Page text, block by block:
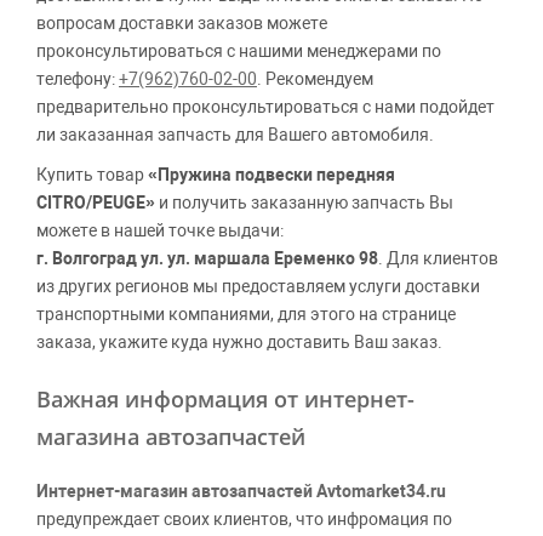
вопросам доставки заказов можете
проконсультироваться с нашими менеджерами по
телефону:+7(962)760-02-00 . Рекомендуем
предварительно проконсультироваться с нами подойдет
ли заказанная запчасть для Вашего автомобиля.
Купить товар«Пружина подвески передняя
CITRO/PEUGE» и получить заказанную запчасть Вы
можете в нашей точке выдачи:
г. Волгоград ул. ул. маршала Еременко 98 . Для клиентов
из других регионов мы предоставляем услуги доставки
транспортными компаниями, для этого на странице
заказа, укажите куда нужно доставить Ваш заказ.
Важная информация от интернет-
магазина автозапчастей
Интернет-магазин автозапчастей Avtomarket34.ru
предупреждает своих клиентов, что инфромация по